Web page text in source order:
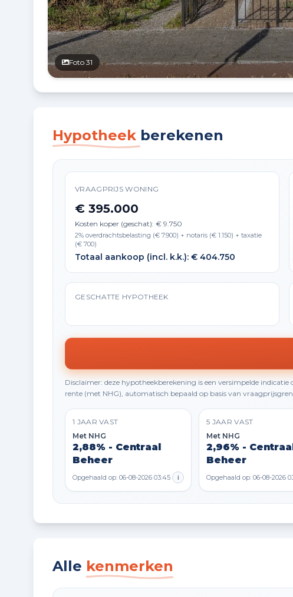
Foto 31
Hypotheek berekenen
VRAAGPRIJS WONING
€ 395.000
Kosten koper (geschat): € 9.750
2% overdrachtsbelasting (€ 7.900) + notaris (€ 1.150) + taxatie
(€ 700)
Totaal aankoop (incl. k.k.): € 404.750
GESCHATTE HYPOTHEEK
Disclaimer: deze hypotheekberekening is een versimpelde
rente (met NHG), automatisch bepaald op basis van
1 JAAR VAST
Met NHG
2,88% - Centraal
Beheer
Opgehaald op: 06-08-2026 03:45 i
5 JAAR VAST
Met NHG
2,96% -
Beheer
Opgehaald op: 06-08-2026
Alle kenmerken